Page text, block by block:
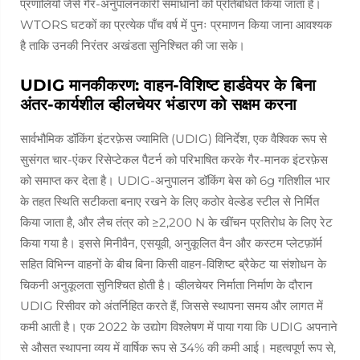
प्रणालियों जैसे गैर-अनुपालनकारी समाधानों को प्रतिबंधित किया जाता है।
WTORS घटकों का प्रत्येक पाँच वर्ष में पुनः प्रमाणन किया जाना आवश्यक
है ताकि उनकी निरंतर अखंडता सुनिश्चित की जा सके।
UDIG मानकीकरण: वाहन-विशिष्ट हार्डवेयर के बिना
अंतर-कार्यशील व्हीलचेयर भंडारण को सक्षम करना
सार्वभौमिक डॉकिंग इंटरफ़ेस ज्यामिति (UDIG) विनिर्देश, एक वैश्विक रूप से
सुसंगत चार-एंकर रिसेप्टेकल पैटर्न को परिभाषित करके गैर-मानक इंटरफ़ेस
को समाप्त कर देता है। UDIG-अनुपालन डॉकिंग बेस को 6g गतिशील भार
के तहत स्थिति सटीकता बनाए रखने के लिए कठोर वेल्डेड स्टील से निर्मित
किया जाता है, और लैच तंत्र को ≥2,200 N के खींचन प्रतिरोध के लिए रेट
किया गया है। इससे मिनीवैन, एसयूवी, अनुकूलित वैन और कस्टम प्लेटफ़ॉर्म
सहित विभिन्न वाहनों के बीच बिना किसी वाहन-विशिष्ट ब्रैकेट या संशोधन के
चिकनी अनुकूलता सुनिश्चित होती है। व्हीलचेयर निर्माता निर्माण के दौरान
UDIG रिसीवर को अंतर्निहित करते हैं, जिससे स्थापना समय और लागत में
कमी आती है। एक 2022 के उद्योग विश्लेषण में पाया गया कि UDIG अपनाने
से औसत स्थापना व्यय में वार्षिक रूप से 34% की कमी आई। महत्वपूर्ण रूप से,